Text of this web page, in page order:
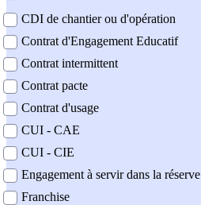
CDI de chantier ou d'opération
Contrat d'Engagement Educatif
Contrat intermittent
Contrat pacte
Contrat d'usage
CUI - CAE
CUI - CIE
Engagement à servir dans la réserve
Franchise